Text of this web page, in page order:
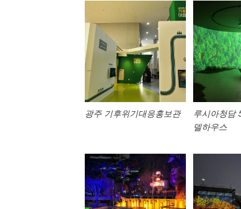
광주 기후위기대응홍보관
루시아청담
델하우스